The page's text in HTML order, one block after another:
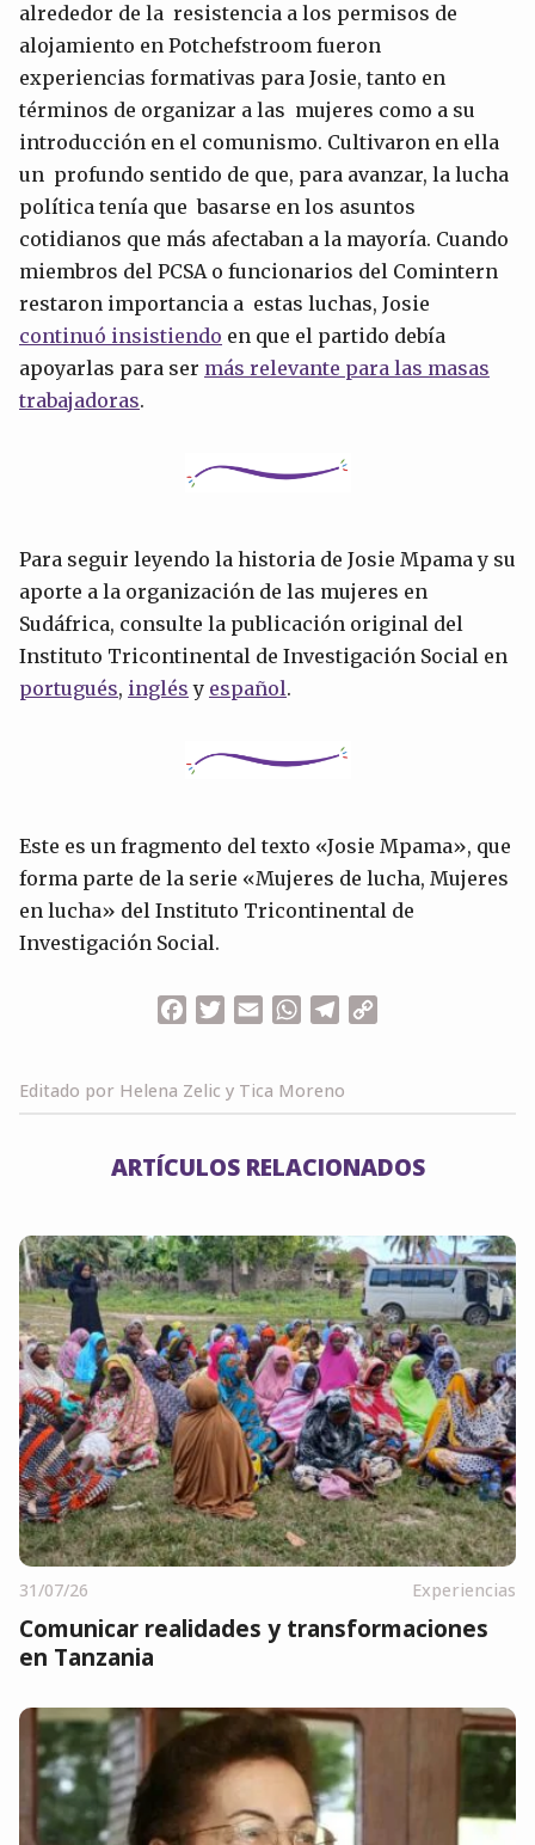
alrededor de la resistencia a los permisos de
alojamiento en Potchefstroom fueron
experiencias formativas para Josie, tanto en
términos de organizar a las mujeres como a su
introducción en el comunismo. Cultivaron en ella
un profundo sentido de que, para avanzar, la lucha
política tenía que basarse en los asuntos
cotidianos que más afectaban a la mayoría. Cuando
miembros del PCSA o funcionarios del Comintern
restaron importancia a estas luchas, Josie
continuó insistiendo en que el partido debía
apoyarlas para ser más relevante para las masas
trabajadoras.
Para seguir leyendo la historia de Josie Mpama y su
aporte a la organización de las mujeres en
Sudáfrica, consulte la publicación original del
Instituto Tricontinental de Investigación Social en
portugués, inglés y español.
Este es un fragmento del texto «Josie Mpama», que
forma parte de la serie «Mujeres de lucha, Mujeres
en lucha» del Instituto Tricontinental de
Investigación Social.
FacebookTwitterEmailWhatsApp
Telegram
Editado por Helena Zelic y Tica Moreno
ARTÍCULOS RELACIONADOS
31/07/26 Experiencias
Comunicar realidades y transformaciones
en Tanzania